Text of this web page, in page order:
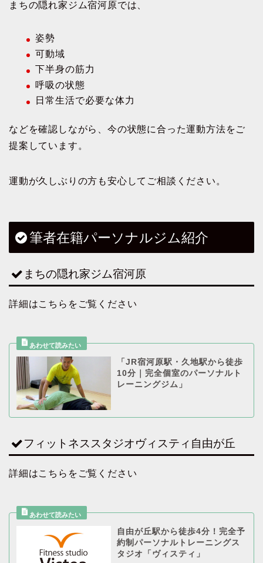
まちの隠れ家ジム宿河原では、
姿勢
可動域
下半身の筋力
呼吸の状態
日常生活で必要な体力
などを確認しながら、今の状態に合った運動方法をご
提案しています。
運動が久しぶりの方も安心してご相談ください。
筆者在籍パーソナルジム紹介
まちの隠れ家ジム宿河原
詳細はこちらをご覧ください
「JR宿河原駅・久地駅から徒歩
10分｜完全個室のパーソナルト
レーニングジム」
フィットネススタジオヴィスティ自由が丘
詳細はこちらをご覧ください
自由が丘駅から徒歩4分！完全予
約制パーソナルトレーニングス
タジオ「ヴィスティ」